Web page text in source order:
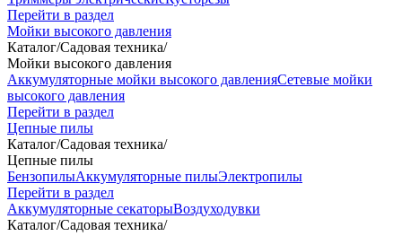
Перейти в раздел
Мойки высокого давления
Каталог/Садовая техника/
Мойки высокого давления
Аккумуляторные мойки высокого давленияСетевые мойки
высокого давления
Перейти в раздел
Цепные пилы
Каталог/Садовая техника/
Цепные пилы
БензопилыАккумуляторные пилыЭлектропилы
Перейти в раздел
Аккумуляторные секаторыВоздуходувки
Каталог/Садовая техника/